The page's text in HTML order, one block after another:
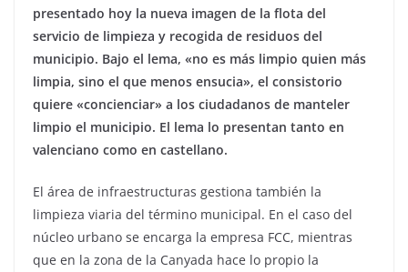
presentado hoy la nueva imagen de la flota del
servicio de limpieza y recogida de residuos del
municipio. Bajo el lema, «no es más limpio quien más
limpia, sino el que menos ensucia», el consistorio
quiere «concienciar» a los ciudadanos de manteler
limpio el municipio. El lema lo presentan tanto en
valenciano como en castellano.
El área de infraestructuras gestiona también la
limpieza viaria del término municipal. En el caso del
núcleo urbano se encarga la empresa FCC, mientras
que en la zona de la Canyada hace lo propio la